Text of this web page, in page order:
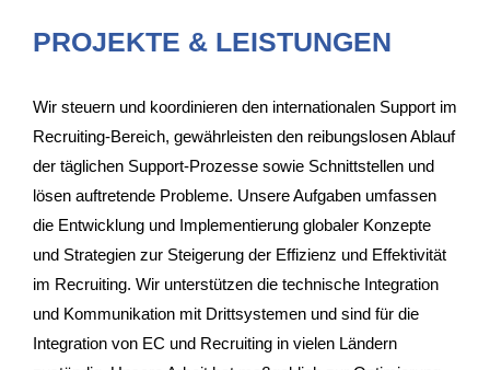
PROJEKTE & LEISTUNGEN
Wir steuern und koordinieren den internationalen Support im
Recruiting-Bereich, gewährleisten den reibungslosen Ablauf
der täglichen Support-Prozesse sowie Schnittstellen und
lösen auftretende Probleme. Unsere Aufgaben umfassen
die Entwicklung und Implementierung globaler Konzepte
und Strategien zur Steigerung der Effizienz und Effektivität
im Recruiting. Wir unterstützen die technische Integration
und Kommunikation mit Drittsystemen und sind für die
Integration von EC und Recruiting in vielen Ländern